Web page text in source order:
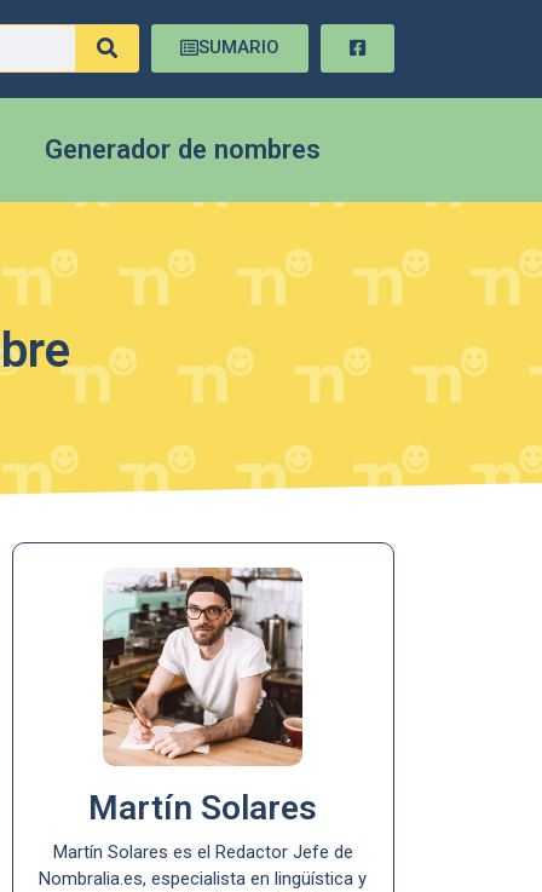
SUMARIO
Generador de nombres
Martín Solares
Martín Solares es el Redactor Jefe de
Nombralia.es, especialista en lingüística y